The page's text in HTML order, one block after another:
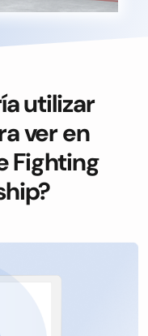
utilizar
ver en
Fighting